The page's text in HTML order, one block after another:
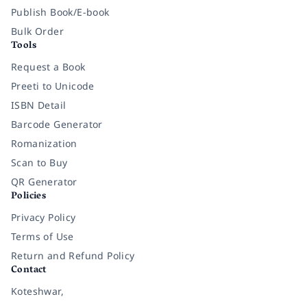
Publish Book/E-book
Bulk Order
Tools
Request a Book
Preeti to Unicode
ISBN Detail
Barcode Generator
Romanization
Scan to Buy
QR Generator
Policies
Privacy Policy
Terms of Use
Return and Refund Policy
Contact
Koteshwar,